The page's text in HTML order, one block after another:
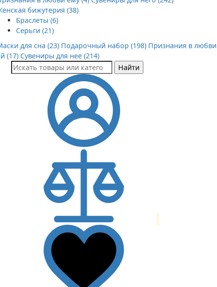
бижутерия (38)
Браслеты (6)
Серьги (21)
для сна (23) Подарочный набор (198) Признания в любви
(17) Сувениры для нее (214)
Найти